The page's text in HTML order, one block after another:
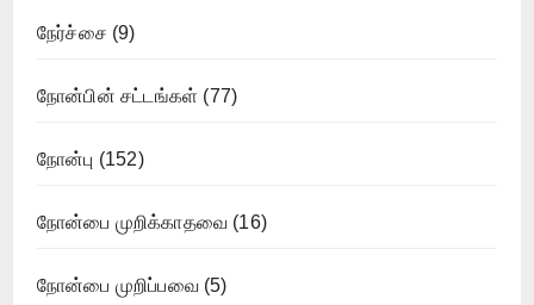
நேர்ச்சை (9)
நோன்பின் சட்டங்கள் (77)
நோன்பு (152)
நோன்பை முறிக்காதவை (16)
நோன்பை முறிப்பவை(5)